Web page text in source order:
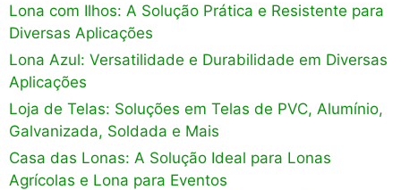
Lona com Ilhos: A Solução Prática e Resistente para
Diversas Aplicações
Lona Azul: Versatilidade e Durabilidade em Diversas
Aplicações
Loja de Telas: Soluções em Telas de PVC, Alumínio,
Galvanizada, Soldada e Mais
Casa das Lonas: A Solução Ideal para Lonas
Agrícolas e Lona para Eventos